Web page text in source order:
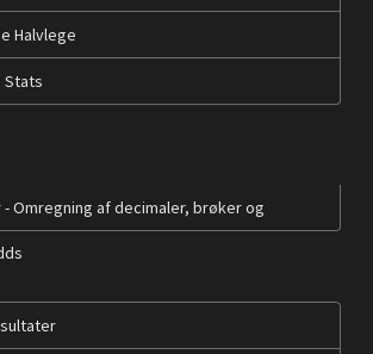
Halvlege
Stats
Omregning af decimaler, brøker og